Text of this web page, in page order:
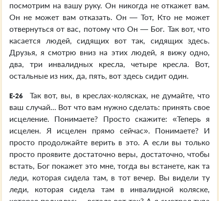
посмотрим на вашу руку. Он никогда не откажет вам.
Он не может вам отказать. Он — Тот, Кто не может
отвернуться от вас, потому что Он — Бог. Так вот, что
касается людей, сидящих вот так, сидящих здесь.
Друзья, я смотрю вниз на этих людей, я вижу одно,
два, три инвалидных кресла, четыре кресла. Вот,
остальные из них, да, пять, вот здесь сидит один.
E-26
Так вот, вы, в креслах-колясках, не думайте, что
ваш случай... Вот что вам нужно сделать: принять свое
исцеление. Понимаете? Просто скажите: «Теперь я
исцелен. Я исцелен прямо сейчас». Понимаете? И
просто продолжайте верить в это. А если вы только
просто проявите достаточно веры, достаточно, чтобы
встать, Бог покажет это мне, тогда вы встанете, как та
леди, которая сидела там, в тот вечер. Вы видели ту
леди, которая сидела там в инвалидной коляске,